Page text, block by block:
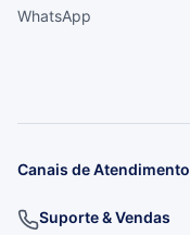
WhatsApp
Canais de Atendimento
Suporte & Vendas